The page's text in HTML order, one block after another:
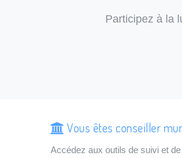
Participez à la
Vous êtes conseiller
Accédez aux outils de suivi et